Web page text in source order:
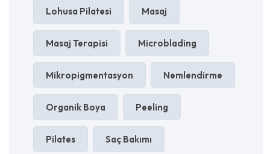
Lohusa Pilatesi Masaj
Masaj Terapisi Microblading
Mikropigmentasyon Nemlendirme
Organik Boya Peeling
Pilates Saç Bakımı